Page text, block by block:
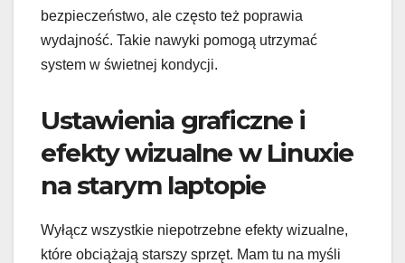
bezpieczeństwo, ale często też poprawia
wydajność. Takie nawyki pomogą utrzymać
system w świetnej kondycji.
Ustawienia graficzne i
efekty wizualne w Linuxie
na starym laptopie
Wyłącz wszystkie niepotrzebne efekty wizualne,
które obciążają starszy sprzęt. Mam tu na myśli